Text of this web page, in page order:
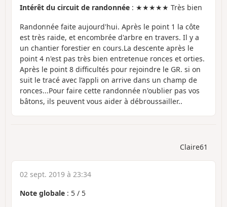
Intérêt du circuit de randonnée : ★★★★★ Très bien
Randonnée faite aujourd'hui. Après le point 1 la côte
est très raide, et encombrée d'arbre en travers. Il y a
un chantier forestier en cours.La descente après le
point 4 n'est pas très bien entretenue ronces et orties.
Après le point 8 difficultés pour rejoindre le GR. si on
suit le tracé avec l’appli on arrive dans un champ de
ronces...Pour faire cette randonnée n'oublier pas vos
bâtons, ils peuvent vous aider à débroussailler..
Claire61
02 sept. 2019 à 23:34
Note globale : 5 / 5